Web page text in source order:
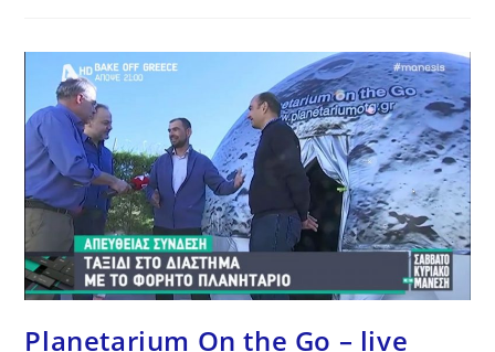
Επισκέψεις
Σχολείων
Planetarium On the Go – live